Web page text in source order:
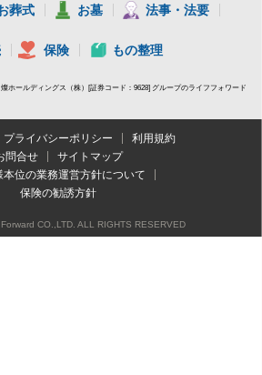
葬式 お墓 法事・法要
保険 もの整理
ホールディングス（株）[証券コード：9628] グループのライフフォワード
プライバシーポリシー
利用規約
問合せ
サイトマップ
本位の業務運営方針について
保険の勧誘方針
CO.,LTD. ALL RIGHTS RESERVED